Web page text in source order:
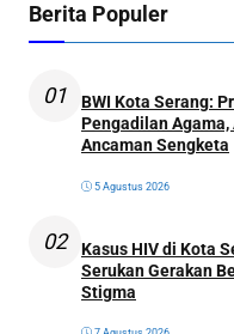
Berita Populer
01
BWI Kota Serang:
Pengadilan
Ancaman Sengketa
5 Agustus 2026
02
Kasus HIV di Kota
Serukan Gerakan
Stigma